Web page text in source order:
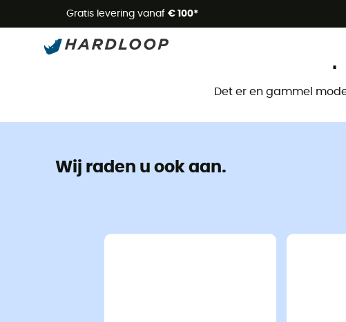
Gratis levering vanaf € 100*
Det er en gammel
Wij raden u ook aan.